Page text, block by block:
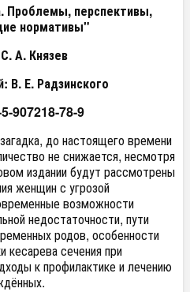
Проблемы, перспективы,
нормативы"
А. Князев
В. Е. Радзинского
907218-78-9
до настоящего времени
не снижается, несмотря
издании будут рассмотрены
женщин с угрозой
возможности
недостаточности, пути
родов, особенности
кесарева сечения при
к профилактике и лечению